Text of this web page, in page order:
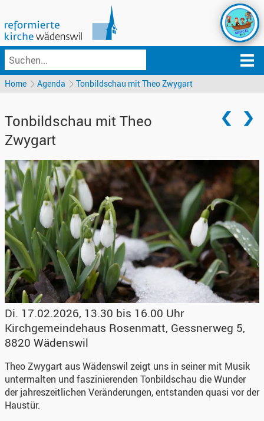
Home Agenda Tonbildschau mit Theo Zwygart
Tonbildschau mit Theo
Zwygart
Di. 17.02.2026, 13.30 bis 16.00 Uhr
Kirchgemeindehaus Rosenmatt, Gessnerweg 5,
8820 Wädenswil
Theo Zwygart aus Wädenswil zeigt uns in seiner mit Musik
untermalten und faszinierenden Tonbildschau die Wunder
der jahreszeitlichen Veränderungen, entstanden quasi vor der
Haustür.